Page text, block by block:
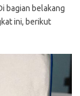
bagian belakang
ini, berikut